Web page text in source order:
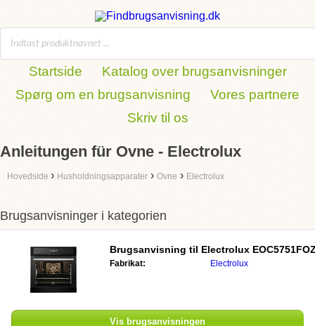
Startside
Katalog over brugsanvisninger
Spørg om en brugsanvisning
Vores partnere
Skriv til os
Anleitungen für Ovne - Electrolux
Hovedside › Husholdningsapparater › Ovne › Electrolux
Brugsanvisninger i kategorien
Brugsanvisning til Electrolux
Fabrikat: Electrolux
Vis brugsanvisningen